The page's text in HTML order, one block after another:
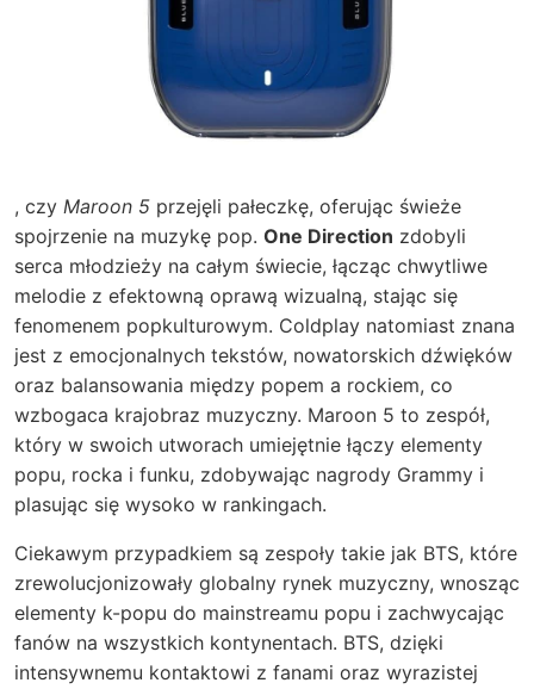
, czy Maroon 5 przejęli pałeczkę, oferując świeże
spojrzenie na muzykę pop. One Direction zdobyli
serca młodzieży na całym świecie, łącząc chwytliwe
melodie z efektowną oprawą wizualną, stając się
fenomenem popkulturowym. Coldplay natomiast znana
jest z emocjonalnych tekstów, nowatorskich dźwięków
oraz balansowania między popem a rockiem, co
wzbogaca krajobraz muzyczny. Maroon 5 to zespół,
który w swoich utworach umiejętnie łączy elementy
popu, rocka i funku, zdobywając nagrody Grammy i
plasując się wysoko w rankingach.
Ciekawym przypadkiem są zespoły takie jak BTS, które
zrewolucjonizowały globalny rynek muzyczny, wnosząc
elementy k-popu do mainstreamu popu i zachwycając
fanów na wszystkich kontynentach. BTS, dzięki
intensywnemu kontaktowi z fanami oraz wyrazistej